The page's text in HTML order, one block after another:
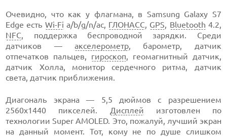
Очевидно, что как у флагмана, в Samsung Galaxy S7
Edge есть Wi-Fi a/b/g/n/ac, ГЛОНАСС, GPS, Bluetooth 4.2,
NFC, поддержка беспроводной зарядки. Среди
датчиков — акселерометр, барометр, датчик
отпечатков пальцев, гироскоп, геомагнитный датчик,
датчик Холла, монитор сердечного ритма, датчик
света, датчик приближения.
Диагональ экрана — 5,5 дюймов с разрешением
2560х1440 пикселей. Дисплей изготовлен по
технологии Super AMOLED. Это, пожалуй, лучший экран
на данный момент. Тот, кому не по душе слишком